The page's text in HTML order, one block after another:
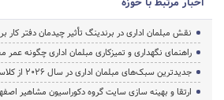
نقش مبلمان اداری در برندینگ تأثیر چیدمان دفتر کار
راهنمای نگهداری و تمیزکاری مبلمان اداری چگونه عمر
جدیدترین سبک‌های مبلمان اداری در سال ۲۰۲۶ از کلاسیک تا مینیمال
ارتقا و بهینه سازی سایت گروه دکوراسیون مشاهیر